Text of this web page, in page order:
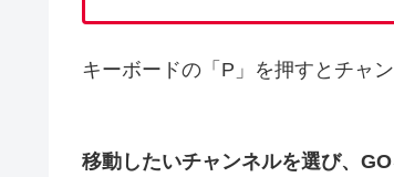
キーボードの「P」を押すとチャ
移動したいチャンネルを選び、